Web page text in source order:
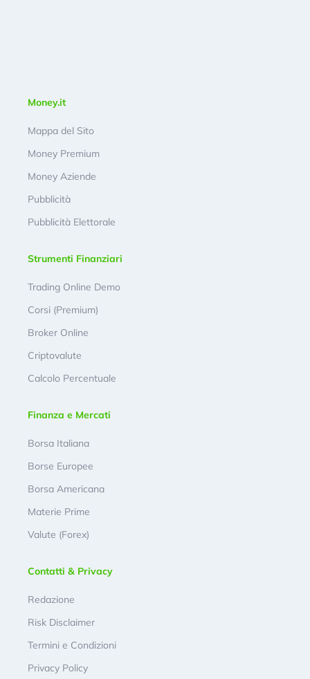
Money.it
Mappa del Sito
Money Premium
Money Aziende
Pubblicità
Pubblicità Elettorale
Strumenti Finanziari
Trading Online Demo
Corsi (Premium)
Broker Online
Criptovalute
Calcolo Percentuale
Finanza e Mercati
Borsa Italiana
Borse Europee
Borsa Americana
Materie Prime
Valute (Forex)
Contatti & Privacy
Redazione
Risk Disclaimer
Termini e Condizioni
Privacy Policy